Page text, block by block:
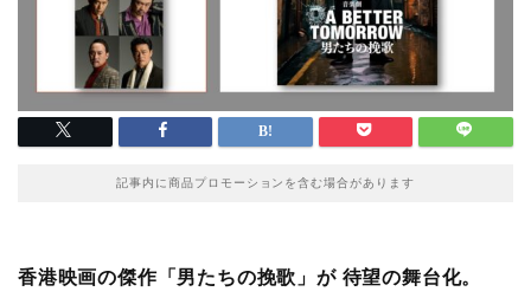
記事内に商品プロモーションを含む場合があります
香港映画の傑作「男たちの挽歌」が 待望の舞台化。